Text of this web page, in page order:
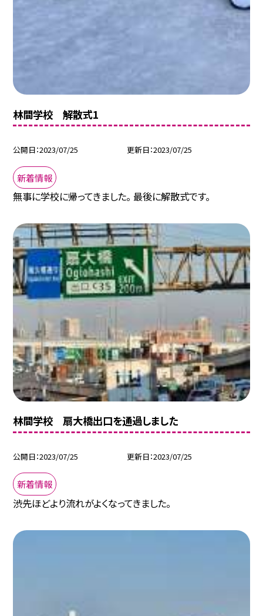
林間学校 解散式1
公開日 2023/07/25 更新日 2023/07/25
新着情報
無事に学校に帰ってきました。 最後に解散式です。
林間学校 扇大橋出口を通過しました
公開日 2023/07/25 更新日 2023/07/25
新着情報
渋先ほどより流れがよくなってきました。